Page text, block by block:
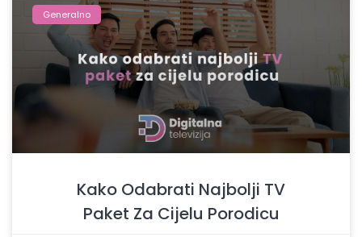
Generalno
Kako Odabrati Najbolji TV
Paket Za Cijelu Porodicu